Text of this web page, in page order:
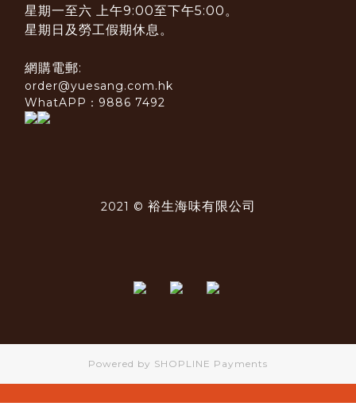
星期一至六 上午9:00至下午5:00。
星期日及勞工假期休息。
網購電郵:
order@yuesang.com.hk
WhatAPP：9886 7492
2021 © 裕生海味有限公司
Powered by SHOPLINE Payments